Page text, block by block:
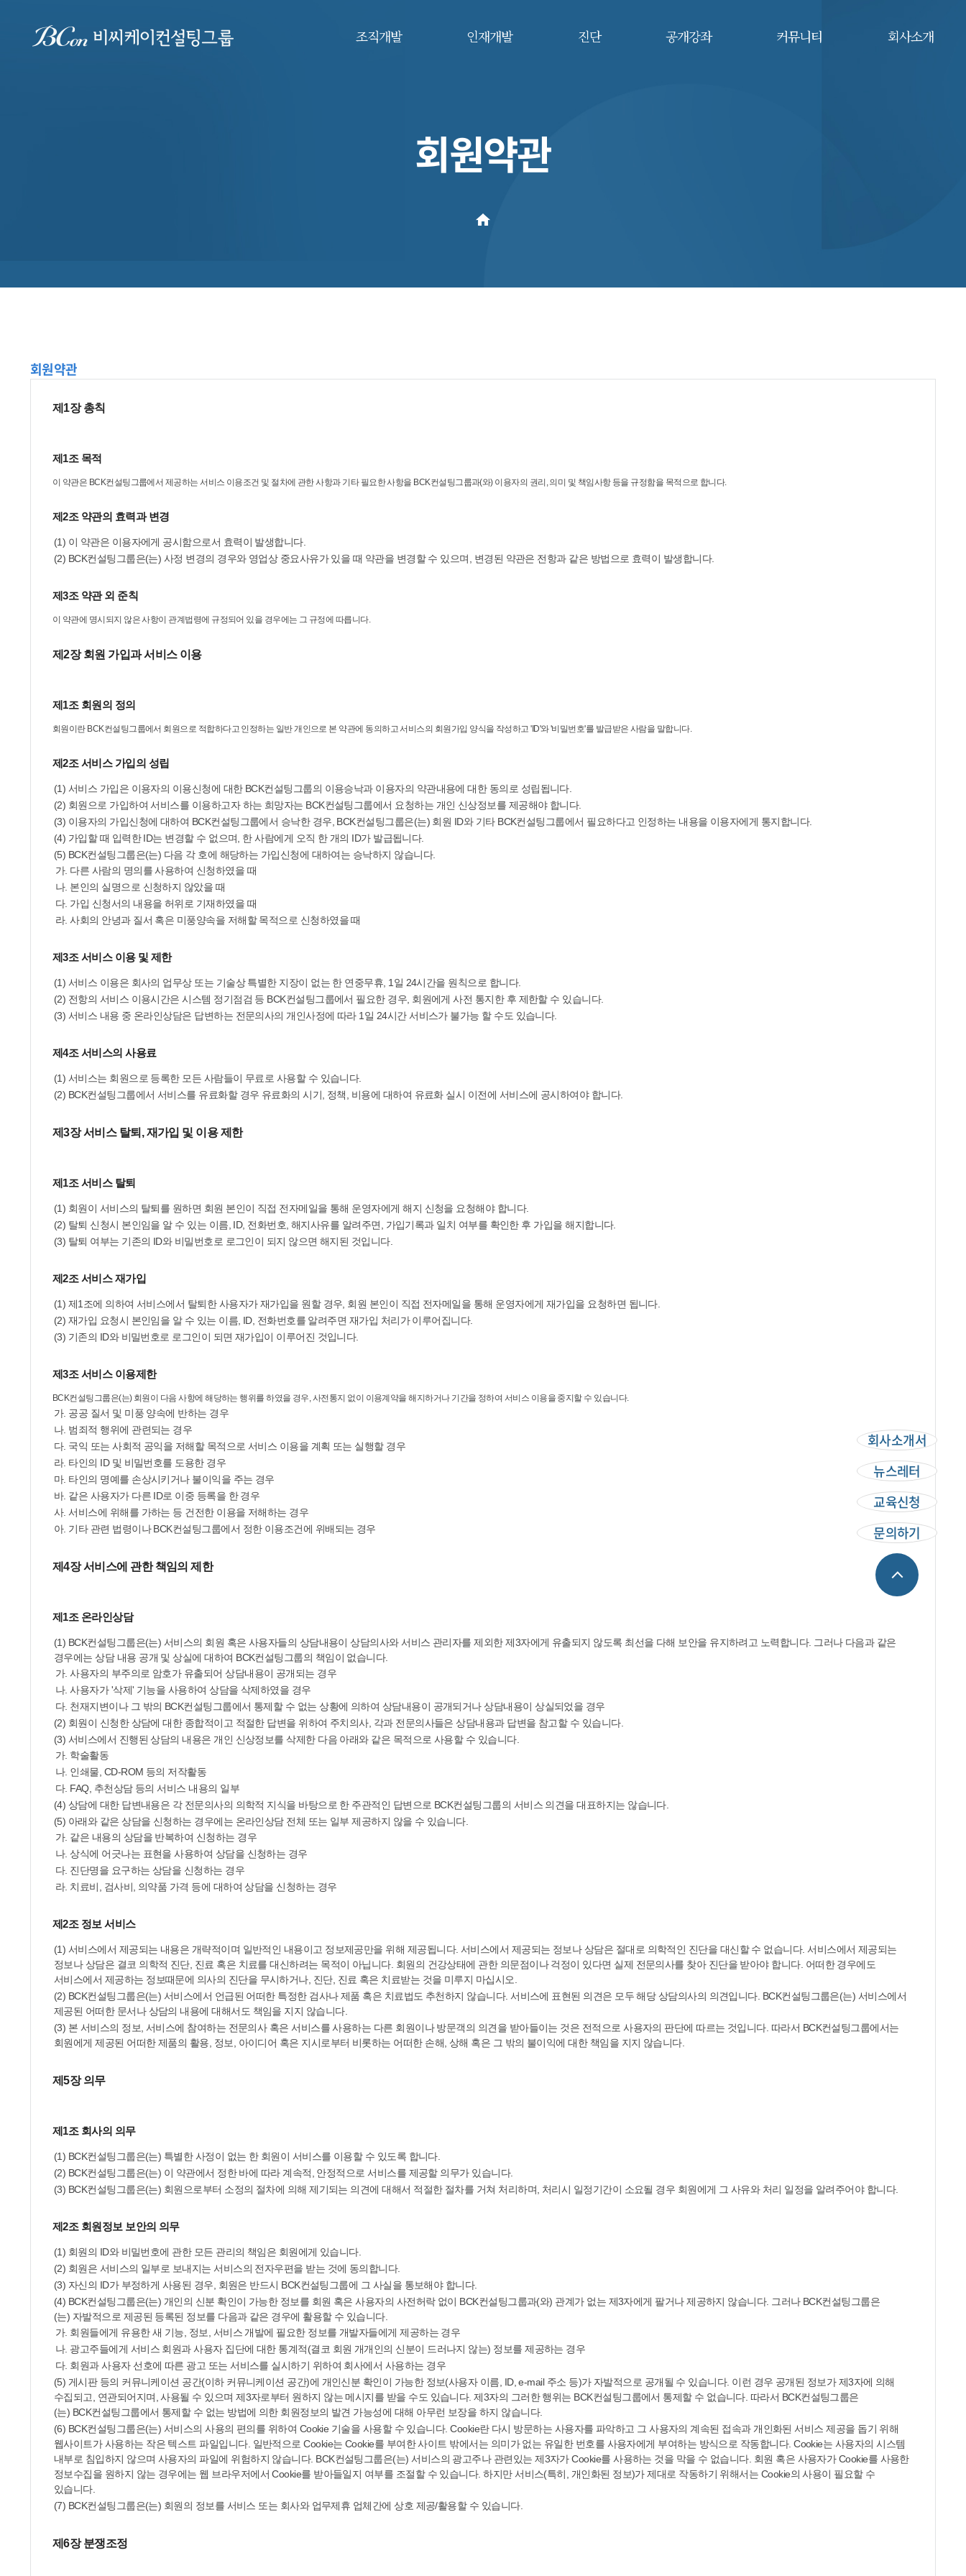
조직개발 인재개발 진단 공개강좌 커뮤니티 회사소개
회원약관
회원약관
제1장 총칙
제1조 목적
이 약관은 BCK컨설팅그룹에서 제공하는 서비스 이용조건 및 절차에 관한 사항과 기타 필요한 사항을 BCK컨설팅그룹과(와) 이용자의 권리, 의미 및 책임사항 등을 규정함을 목적으로 합니다.
제2조 약관의 효력과 변경
(1) 이 약관은 이용자에게 공시함으로서 효력이 발생합니다.
(2) BCK컨설팅그룹은(는) 사정 변경의 경우와 영업상 중요사유가 있을 때 약관을 변경할 수 있으며, 변경된 약관은 전항과 같은 방법으로 효력이 발생합니다.
제3조 약관 외 준칙
이 약관에 명시되지 않은 사항이 관계법령에 규정되어 있을 경우에는 그 규정에 따릅니다.
제2장 회원 가입과 서비스 이용
제1조 회원의 정의
회원이란 BCK컨설팅그룹에서 회원으로 적합하다고 인정하는 일반 개인으로 본 약관에 동의하고 서비스의 회원가입 양식을 작성하고 'ID'와 '비밀번호'를 발급받은 사람을 말합니다.
제2조 서비스 가입의 성립
(1) 서비스 가입은 이용자의 이용신청에 대한 BCK컨설팅그룹의 이용승낙과 이용자의 약관내용에 대한 동의로 성립됩니다.
(2) 회원으로 가입하여 서비스를 이용하고자 하는 희망자는 BCK컨설팅그룹에서 요청하는 개인 신상정보를 제공해야 합니다.
(3) 이용자의 가입신청에 대하여 BCK컨설팅그룹에서 승낙한 경우, BCK컨설팅그룹은(는) 회원 ID와 기타 BCK컨설팅그룹에서 필요하다고 인정하는 내용을 이용자에게 통지합니다.
(4) 가입할 때 입력한 ID는 변경할 수 없으며, 한 사람에게 오직 한 개의 ID가 발급됩니다.
(5) BCK컨설팅그룹은(는) 다음 각 호에 해당하는 가입신청에 대하여는 승낙하지 않습니다.
가. 다른 사람의 명의를 사용하여 신청하였을 때
나. 본인의 실명으로 신청하지 않았을 때
다. 가입 신청서의 내용을 허위로 기재하였을 때
라. 사회의 안녕과 질서 혹은 미풍양속을 저해할 목적으로 신청하였을 때
제3조 서비스 이용 및 제한
(1) 서비스 이용은 회사의 업무상 또는 기술상 특별한 지장이 없는 한 연중무휴, 1일 24시간을 원칙으로 합니다.
(2) 전항의 서비스 이용시간은 시스템 정기점검 등 BCK컨설팅그룹에서 필요한 경우, 회원에게 사전 통지한 후 제한할 수 있습니다.
(3) 서비스 내용 중 온라인상담은 답변하는 전문의사의 개인사정에 따라 1일 24시간 서비스가 불가능 할 수도 있습니다.
제4조 서비스의 사용료
(1) 서비스는 회원으로 등록한 모든 사람들이 무료로 사용할 수 있습니다.
(2) BCK컨설팅그룹에서 서비스를 유료화할 경우 유료화의 시기, 정책, 비용에 대하여 유료화 실시 이전에 서비스에 공시하여야 합니다.
제3장 서비스 탈퇴, 재가입 및 이용 제한
제1조 서비스 탈퇴
(1) 회원이 서비스의 탈퇴를 원하면 회원 본인이 직접 전자메일을 통해 운영자에게 해지 신청을 요청해야 합니다.
(2) 탈퇴 신청시 본인임을 알 수 있는 이름, ID, 전화번호, 해지사유를 알려주면, 가입기록과 일치 여부를 확인한 후 가입을 해지합니다.
(3) 탈퇴 여부는 기존의 ID와 비밀번호로 로그인이 되지 않으면 해지된 것입니다.
제2조 서비스 재가입
(1) 제1조에 의하여 서비스에서 탈퇴한 사용자가 재가입을 원할 경우, 회원 본인이 직접 전자메일을 통해 운영자에게 재가입을 요청하면 됩니다.
(2) 재가입 요청시 본인임을 알 수 있는 이름, ID, 전화번호를 알려주면 재가입 처리가 이루어집니다.
(3) 기존의 ID와 비밀번호로 로그인이 되면 재가입이 이루어진 것입니다.
제3조 서비스 이용제한
BCK컨설팅그룹은(는) 회원이 다음 사항에 해당하는 행위를 하였을 경우, 사전통지 없이 이용계약을 해지하거나 기간을 정하여 서비스 이용을 중지할 수 있습니다.
가. 공공 질서 및 미풍 양속에 반하는 경우
나. 범죄적 행위에 관련되는 경우
다. 국익 또는 사회적 공익을 저해할 목적으로 서비스 이용을 계획 또는 실행할 경우
라. 타인의 ID 및 비밀번호를 도용한 경우
마. 타인의 명예를 손상시키거나 불이익을 주는 경우
바. 같은 사용자가 다른 ID로 이중 등록을 한 경우
사. 서비스에 위해를 가하는 등 건전한 이용을 저해하는 경우
아. 기타 관련 법령이나 BCK컨설팅그룹에서 정한 이용조건에 위배되는 경우
제4장 서비스에 관한 책임의 제한
제1조 온라인상담
(1) BCK컨설팅그룹은(는) 서비스의 회원 혹은 사용자들의 상담내용이 상담의사와 서비스 관리자를 제외한 제3자에게 유출되지 않도록 최선을 다해 보안을 유지하려고 노력합니다. 그러나 다음과 같은
경우에는 상담 내용 공개 및 상실에 대하여 BCK컨설팅그룹의 책임이 없습니다.
가. 사용자의 부주의로 암호가 유출되어 상담내용이 공개되는 경우
나. 사용자가 '삭제' 기능을 사용하여 상담을 삭제하였을 경우
다. 천재지변이나 그 밖의 BCK컨설팅그룹에서 통제할 수 없는 상황에 의하여 상담내용이 공개되거나 상담내용이 상실되었을 경우
(2) 회원이 신청한 상담에 대한 종합적이고 적절한 답변을 위하여 주치의사, 각과 전문의사들은 상담내용과 답변을 참고할 수 있습니다.
(3) 서비스에서 진행된 상담의 내용은 개인 신상정보를 삭제한 다음 아래와 같은 목적으로 사용할 수 있습니다.
가. 학술활동
나. 인쇄물, CD-ROM 등의 저작활동
다. FAQ, 추천상담 등의 서비스 내용의 일부
(4) 상담에 대한 답변내용은 각 전문의사의 의학적 지식을 바탕으로 한 주관적인 답변으로 BCK컨설팅그룹의 서비스 의견을 대표하지는 않습니다.
(5) 아래와 같은 상담을 신청하는 경우에는 온라인상담 전체 또는 일부 제공하지 않을 수 있습니다.
가. 같은 내용의 상담을 반복하여 신청하는 경우
나. 상식에 어긋나는 표현을 사용하여 상담을 신청하는 경우
다. 진단명을 요구하는 상담을 신청하는 경우
라. 치료비, 검사비, 의약품 가격 등에 대하여 상담을 신청하는 경우
제2조 정보 서비스
(1) 서비스에서 제공되는 내용은 개략적이며 일반적인 내용이고 정보제공만을 위해 제공됩니다. 서비스에서 제공되는 정보나 상담은 절대로 의학적인 진단을 대신할 수 없습니다. 서비스에서 제공되는
정보나 상담은 결코 의학적 진단, 진료 혹은 치료를 대신하려는 목적이 아닙니다. 회원의 건강상태에 관한 의문점이나 걱정이 있다면 실제 전문의사를 찾아 진단을 받아야 합니다. 어떠한 경우에도
서비스에서 제공하는 정보때문에 의사의 진단을 무시하거나, 진단, 진료 혹은 치료받는 것을 미루지 마십시오.
(2) BCK컨설팅그룹은(는) 서비스에서 언급된 어떠한 특정한 검사나 제품 혹은 치료법도 추천하지 않습니다. 서비스에 표현된 의견은 모두 해당 상담의사의 의견입니다. BCK컨설팅그룹은(는) 서비스에서
제공된 어떠한 문서나 상담의 내용에 대해서도 책임을 지지 않습니다.
(3) 본 서비스의 정보, 서비스에 참여하는 전문의사 혹은 서비스를 사용하는 다른 회원이나 방문객의 의견을 받아들이는 것은 전적으로 사용자의 판단에 따르는 것입니다. 따라서 BCK컨설팅그룹에서는
회원에게 제공된 어떠한 제품의 활용, 정보, 아이디어 혹은 지시로부터 비롯하는 어떠한 손해, 상해 혹은 그 밖의 불이익에 대한 책임을 지지 않습니다.
제5장 의무
제1조 회사의 의무
(1) BCK컨설팅그룹은(는) 특별한 사정이 없는 한 회원이 서비스를 이용할 수 있도록 합니다.
(2) BCK컨설팅그룹은(는) 이 약관에서 정한 바에 따라 계속적, 안정적으로 서비스를 제공할 의무가 있습니다.
(3) BCK컨설팅그룹은(는) 회원으로부터 소정의 절차에 의해 제기되는 의견에 대해서 적절한 절차를 거쳐 처리하며, 처리시 일정기간이 소요될 경우 회원에게 그 사유와 처리 일정을 알려주어야 합니다.
제2조 회원정보 보안의 의무
(1) 회원의 ID와 비밀번호에 관한 모든 관리의 책임은 회원에게 있습니다.
(2) 회원은 서비스의 일부로 보내지는 서비스의 전자우편을 받는 것에 동의합니다.
(3) 자신의 ID가 부정하게 사용된 경우, 회원은 반드시 BCK컨설팅그룹에 그 사실을 통보해야 합니다.
(4) BCK컨설팅그룹은(는) 개인의 신분 확인이 가능한 정보를 회원 혹은 사용자의 사전허락 없이 BCK컨설팅그룹과(와) 관계가 없는 제3자에게 팔거나 제공하지 않습니다. 그러나 BCK컨설팅그룹은
(는) 자발적으로 제공된 등록된 정보를 다음과 같은 경우에 활용할 수 있습니다.
가. 회원들에게 유용한 새 기능, 정보, 서비스 개발에 필요한 정보를 개발자들에게 제공하는 경우
나. 광고주들에게 서비스 회원과 사용자 집단에 대한 통계적(결코 회원 개개인의 신분이 드러나지 않는) 정보를 제공하는 경우
다. 회원과 사용자 선호에 따른 광고 또는 서비스를 실시하기 위하여 회사에서 사용하는 경우
(5) 게시판 등의 커뮤니케이션 공간(이하 커뮤니케이션 공간)에 개인신분 확인이 가능한 정보(사용자 이름, ID, e-mail 주소 등)가 자발적으로 공개될 수 있습니다. 이런 경우 공개된 정보가 제3자에 의해
수집되고, 연관되어지며, 사용될 수 있으며 제3자로부터 원하지 않는 메시지를 받을 수도 있습니다. 제3자의 그러한 행위는 BCK컨설팅그룹에서 통제할 수 없습니다. 따라서 BCK컨설팅그룹은
(는) BCK컨설팅그룹에서 통제할 수 없는 방법에 의한 회원정보의 발견 가능성에 대해 아무런 보장을 하지 않습니다.
(6) BCK컨설팅그룹은(는) 서비스의 사용의 편의를 위하여 Cookie 기술을 사용할 수 있습니다. Cookie란 다시 방문하는 사용자를 파악하고 그 사용자의 계속된 접속과 개인화된 서비스 제공을 돕기 위해
웹사이트가 사용하는 작은 텍스트 파일입니다. 일반적으로 Cookie는 Cookie를 부여한 사이트 밖에서는 의미가 없는 유일한 번호를 사용자에게 부여하는 방식으로 작동합니다. Cookie는 사용자의 시스템
내부로 침입하지 않으며 사용자의 파일에 위험하지 않습니다. BCK컨설팅그룹은(는) 서비스의 광고주나 관련있는 제3자가 Cookie를 사용하는 것을 막을 수 없습니다. 회원 혹은 사용자가 Cookie를 사용한
정보수집을 원하지 않는 경우에는 웹 브라우저에서 Cookie를 받아들일지 여부를 조절할 수 있습니다. 하지만 서비스(특히, 개인화된 정보)가 제대로 작동하기 위해서는 Cookie의 사용이 필요할 수
있습니다.
(7) BCK컨설팅그룹은(는) 회원의 정보를 서비스 또는 회사와 업무제휴 업체간에 상호 제공/활용할 수 있습니다.
제6장 분쟁조정
회사소개서
뉴스레터
교육신청
문의하기